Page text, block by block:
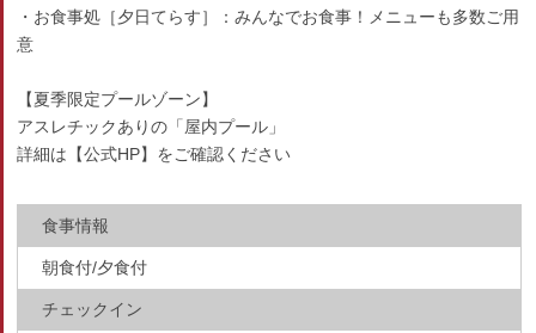
・お食事処［夕日てらす］：みんなでお食事！メニューも多数ご用
意
【夏季限定プールゾーン】
アスレチックありの「屋内プール」
詳細は【公式HP】をご確認ください
食事情報
朝食付/夕食付
チェックイン